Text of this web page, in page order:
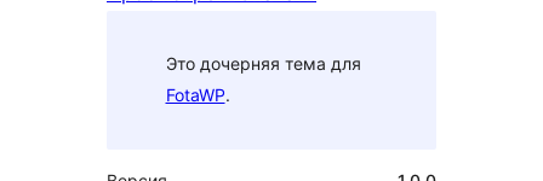
Это дочерняя тема для
FotaWP.